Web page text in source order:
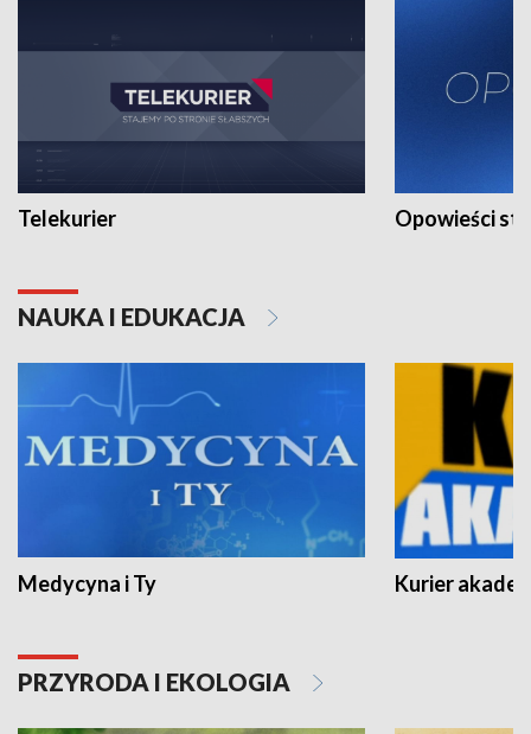
Telekurier Opowieści
NAUKA I EDUKACJA
Medycyna i Ty Kurier
PRZYRODA I EKOLOGIA